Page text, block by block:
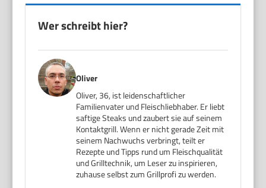
Wer schreibt hier?
Oliver
Oliver, 36, ist leidenschaftlicher
Familienvater und Fleischliebhaber. Er liebt
saftige Steaks und zaubert sie auf seinem
Kontaktgrill. Wenn er nicht gerade Zeit mit
seinem Nachwuchs verbringt, teilt er
Rezepte und Tipps rund um Fleischqualität
und Grilltechnik, um Leser zu inspirieren,
zuhause selbst zum Grillprofi zu werden.